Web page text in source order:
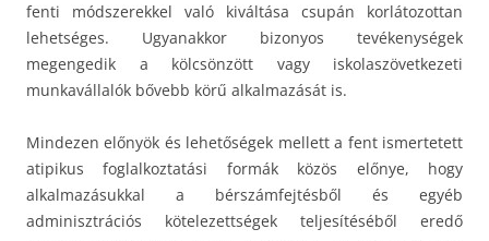
fenti módszerekkel való kiváltása csupán korlátozottan
lehetséges. Ugyanakkor bizonyos tevékenységek
megengedik a kölcsönzött vagy iskolaszövetkezeti
munkavállalók bővebb körű alkalmazását is.
Mindezen előnyök és lehetőségek mellett a fent ismertetett
atipikus foglalkoztatási formák közös előnye, hogy
alkalmazásukkal a bérszámfejtésből és egyéb
adminisztrációs kötelezettségek teljesítéséből eredő